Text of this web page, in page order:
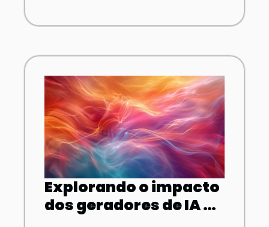
Explorando o impacto
dos geradores de IA na